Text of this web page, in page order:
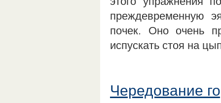
преждевременную
почек. Оно очень
испускать стоя на
Чередование